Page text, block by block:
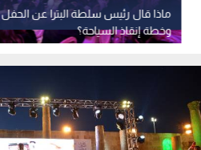
ماذا قال رئيس سلطة البترا عن الحفل
وخطة إنقاذ السياحة؟